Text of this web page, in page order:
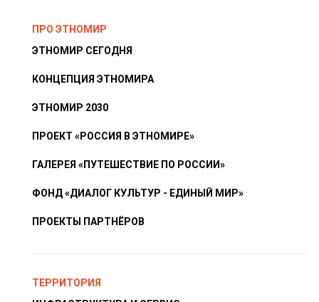
ПРО ЭТНОМИР
ЭТНОМИР СЕГОДНЯ
КОНЦЕПЦИЯ ЭТНОМИРА
ЭТНОМИР 2030
ПРОЕКТ «РОССИЯ В ЭТНОМИРЕ»
ГАЛЕРЕЯ «ПУТЕШЕСТВИЕ ПО РОССИИ»
ФОНД «ДИАЛОГ КУЛЬТУР - ЕДИНЫЙ МИР»
ПРОЕКТЫ ПАРТНЁРОВ
ТЕРРИТОРИЯ